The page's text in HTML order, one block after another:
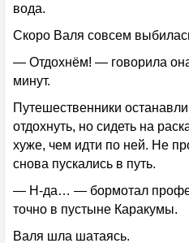
вода.
Скоро Валя совсем
— Отдохнём! — говорила
минут.
Путешественники
отдохнуть, но сидеть на
хуже, чем идти по ней. Не
снова пускались в путь.
— Н-да… — бормотал
точно в пустыне Каракумы.
Валя шла шатаясь.